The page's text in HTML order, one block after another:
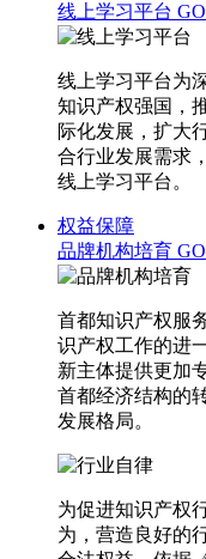
线上学习平台 GO
线上学习平台为
知识产权强国，
际化发展，扩大
合行业发展需求
线上学习平台。
权益保障
品牌机构培育 GO
首都知识产权服
识产权工作的进
新主体提供更加
首都经济结构的
发展格局。
为促进知识产权
为，营造良好的